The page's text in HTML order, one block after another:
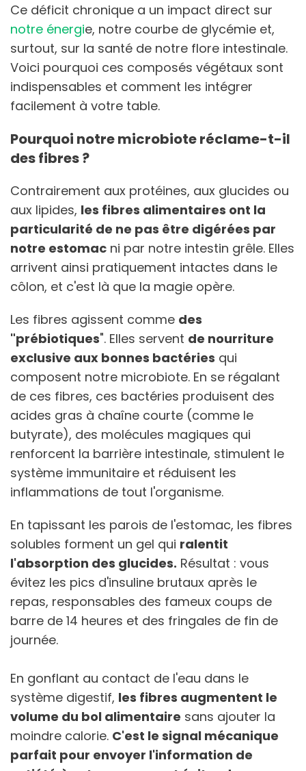
Ce déficit chronique a un impact direct sur
notre énergie, notre courbe de glycémie et,
surtout, sur la santé de notre flore intestinale.
Voici pourquoi ces composés végétaux sont
indispensables et comment les intégrer
facilement à votre table.
Pourquoi notre microbiote réclame-t-il
des fibres ?
Contrairement aux protéines, aux glucides ou
aux lipides, les fibres alimentaires ont la
particularité de ne pas être digérées par
notre estomac ni par notre intestin grêle. Elles
arrivent ainsi pratiquement intactes dans le
côlon, et c'est là que la magie opère.
Les fibres agissent comme des
"prébiotiques". Elles servent de nourriture
exclusive aux bonnes bactéries qui
composent notre microbiote. En se régalant
de ces fibres, ces bactéries produisent des
acides gras à chaîne courte (comme le
butyrate), des molécules magiques qui
renforcent la barrière intestinale, stimulent le
système immunitaire et réduisent les
inflammations de tout l'organisme.
En tapissant les parois de l'estomac, les fibres
solubles forment un gel qui ralentit
l'absorption des glucides. Résultat : vous
évitez les pics d'insuline brutaux après le
repas, responsables des fameux coups de
barre de 14 heures et des fringales de fin de
journée.
En gonflant au contact de l'eau dans le
système digestif, les fibres augmentent le
volume du bol alimentaire sans ajouter la
moindre calorie. C'est le signal mécanique
parfait pour envoyer l'information de